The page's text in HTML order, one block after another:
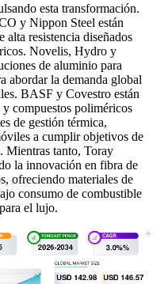
esta transformación.
y Nippon Steel están
alta resistencia diseñados
Novelis, Hydro y
de aluminio para
abordar la demanda global
BASF y Covestro están
compuestos poliméricos
de gestión térmica,
a cumplir objetivos de
Mientras tanto, Toray
la innovación en fibra de
ofreciendo materiales de
consumo de combustible
el lujo.